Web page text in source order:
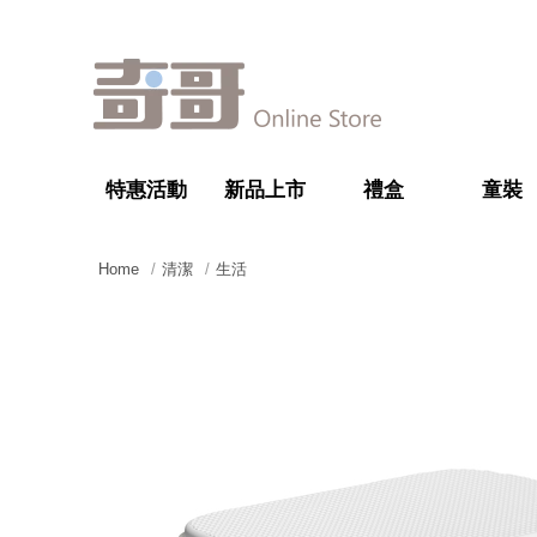
特惠活動 新品上市 禮盒 童裝
Home 清潔 生活